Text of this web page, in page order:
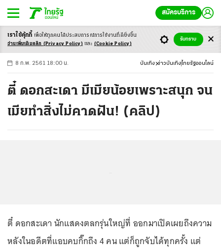
สมัครบริการ
-ก ก ก+
8 ก.พ. 2561 18:00 น. บันเทิง ข่าวบันเทิง ไทยรัฐออนไลน์
ตี๋ ดอกสะเดา มีเมียน้อยเพราะสนุก จน
เมียทำสิ่งไม่คาดฝัน! (คลิป)
ตี๋ ดอกสะเดา นักแสดงตลกรุ่นใหญ่ที่ ออกมาเปิดเผยถึงความ
หลังในอดีตที่แอบคบกิ๊กถึง 4 คน แต่ก็ถูกจับได้ทุกครั้ง แต่
เราใช้คุ้กกี้ เพื่อให้ทุกคนได้ประสบการณ์การใช้งานที่ดียิ่งขึ้น
อ่านเพิ่มเติมคลิก (Privacy Policy) และ (Cookie Policy)
รับทราบ